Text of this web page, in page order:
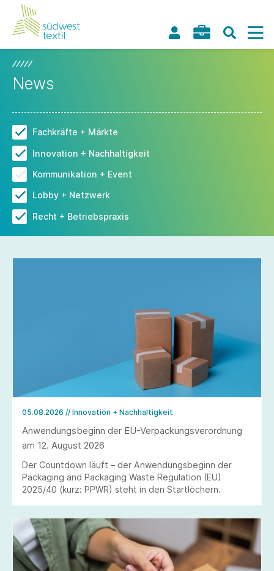
News
Fachkräfte + Märkte
Innovation + Nachhaltigkeit
Kommunikation + Event
Lobby + Netzwerk
Recht + Betriebspraxis
05.08.2026 // Innovation + Nachhaltigkeit
Anwendungsbeginn der EU-Verpackungsverordnung
am 12. August 2026
Der Countdown läuft – der Anwendungsbeginn der
Packaging and Packaging Waste Regulation (EU)
2025/40 (kurz: PPWR) steht in den Startlöchern.